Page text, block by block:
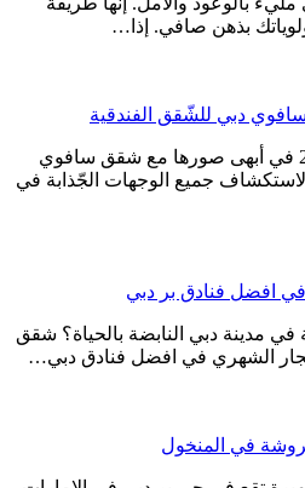
بذهن صافي. إذا…
دبي للشّقق الفندقية
الاستعدادات للعام الجّديد 2023 في أبهى صورها مع شقق سافوي
لاستكشاف جميع الوجهات الجّذابة في
افضل فنادق بر دبي
مدينة دبي النابضة بالحياة؟ شقق
الشهري في افضل فنادق دبي…
في المنخول